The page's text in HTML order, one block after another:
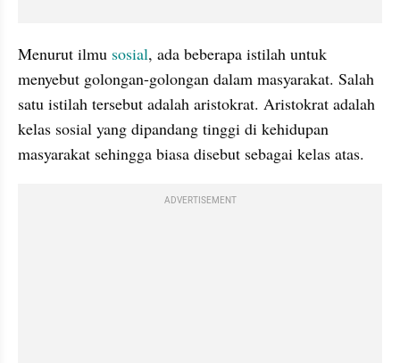
Menurut ilmu sosial, ada beberapa istilah untuk
menyebut golongan-golongan dalam masyarakat. Salah
satu istilah tersebut adalah aristokrat. Aristokrat adalah
kelas sosial yang dipandang tinggi di kehidupan
masyarakat sehingga biasa disebut sebagai kelas atas.
ADVERTISEMENT